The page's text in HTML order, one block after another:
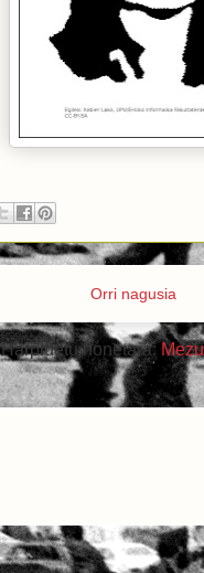
Orri nagusia
Harpidetu honetara: